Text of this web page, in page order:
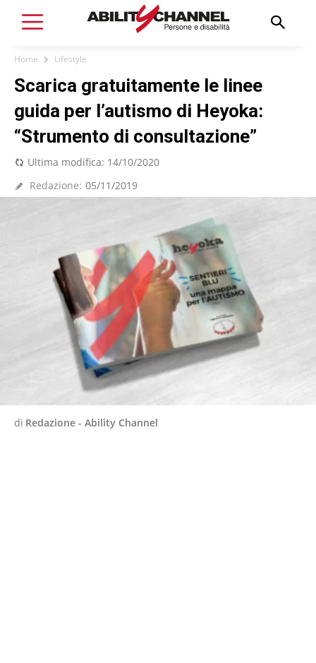
Home Lifestyle
Scarica gratuitamente le linee
guida per l’autismo di Heyoka:
“Strumento di consultazione”
Ultima modifica: 14/10/2020
Redazione: 05/11/2019
di Redazione - Ability Channel